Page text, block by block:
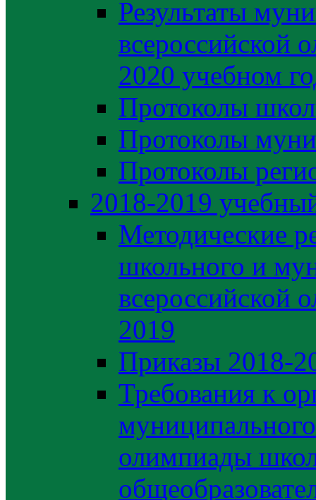
Результаты
всероссийской
2020 учебном
Протоколы
Протоколы
Протоколы
2018-2019
Методические
школьного и
всероссийской
2019
Приказы 2018-
Требования к
олимпиады